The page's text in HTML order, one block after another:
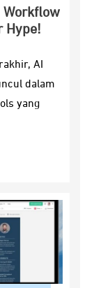
Workflow
Hype!
AI
dalam
yang